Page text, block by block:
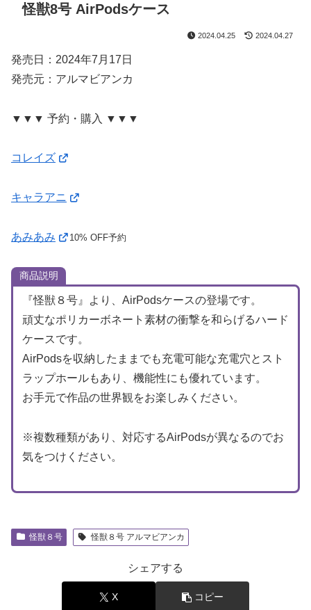
怪獣8号 AirPodsケース
2024.04.25 2024.04.27
発売日：2024年7月17日
発売元：アルマビアンカ
▼▼▼ 予約・購入 ▼▼▼
コレイズ
キャラアニ
あみあみ 10% OFF予約
商品説明
『怪獣８号』より、AirPodsケースの登場です。
頑丈なポリカーボネート素材の衝撃を和らげるハード
ケースです。
AirPodsを収納したままでも充電可能な充電穴とスト
ラップホールもあり、機能性にも優れています。
お手元で作品の世界観をお楽しみください。
※複数種類があり、対応するAirPodsが異なるのでお
気をつけください。
怪獣８号 怪獣８号 アルマビアンカ
シェアする
X コピー